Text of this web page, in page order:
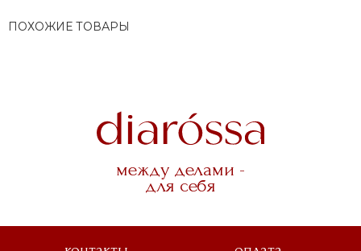
ПОХОЖИЕ ТОВАРЫ
между делами -
для себя